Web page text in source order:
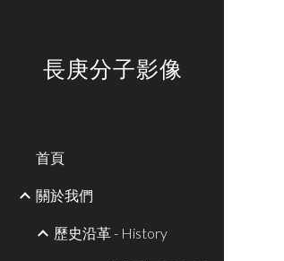
長庚分子影像
首頁
關於我們
歷史沿革 - History